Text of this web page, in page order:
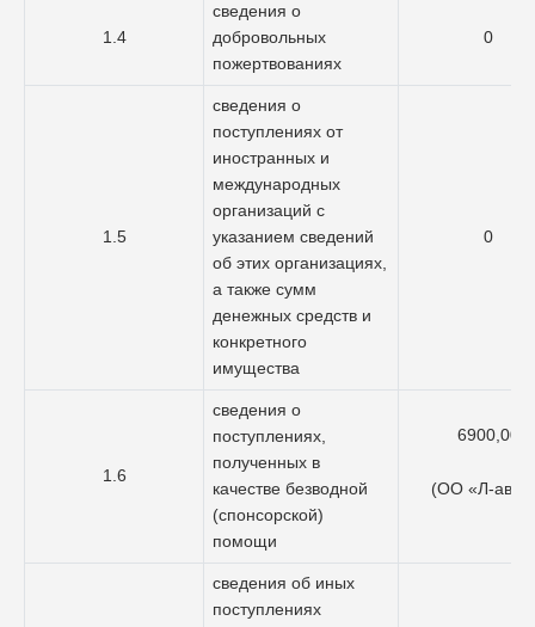
1.4
сведения о
добровольных
пожертвованиях
0
1.5
сведения о
поступлениях от
иностранных и
международных
организаций с
указанием сведений
об этих организациях,
а также сумм
денежных средств и
конкретного
имущества
0
1.6
сведения о
поступлениях,
полученных в
качестве безводной
(спонсорской)
помощи
6900,00
(ОО «Л-
сведения об иных
поступлениях